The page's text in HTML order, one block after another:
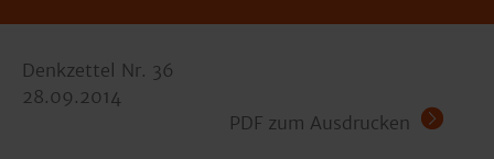
Denkzettel Nr. 36
28.09.2014
PDF zum Ausdrucken